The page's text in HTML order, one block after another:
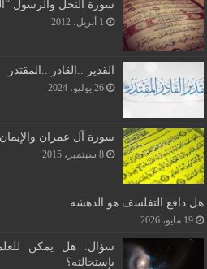
سورة النحل والرسول
1 أبريل، 2012
القدير ..القادر ..المقتدر
26 يوليو، 2024
سورة آل عمران والإيمان
8 سبتمبر، 2015
هل دافع التفلسف هو الدهشه
19 مايو، 2026
سؤال: هل يمكن
بإستحالته؟